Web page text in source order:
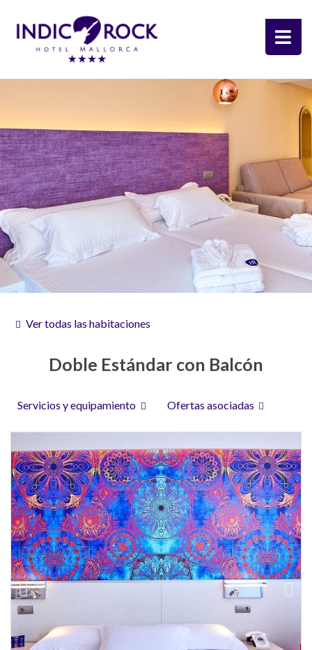
Ver todas las habitaciones
Doble Estándar con Balcón
Servicios y equipamiento Ofertas asociadas